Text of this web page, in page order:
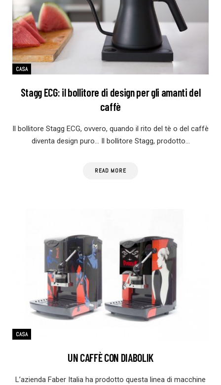
CASA
Stagg ECG: il bollitore di design per gli amanti del
caffè
Il bollitore Stagg ECG, ovvero, quando il rito del tè o del caffè
diventa design puro… Il bollitore Stagg, prodotto…
READ MORE
CASA
UN CAFFÈ CON DIABOLIK
L’azienda Faber Italia ha prodotto questa linea di macchine